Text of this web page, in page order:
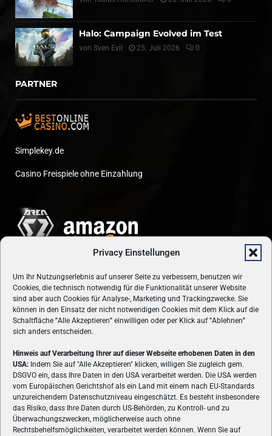
Privacy Einstellungen
Um Ihr Nutzungserlebnis auf unserer Seite zu verbessern, benutzen wir
Cookies, die technisch notwendig für die Funktionalität unserer Website
sind aber auch Cookies für Analyse-, Marketing und Trackingzwecke. Sie
können in den Einsatz der nicht notwendigen Cookies mit dem Klick auf die
Schaltfläche "Alle Akzeptieren" einwilligen oder per Klick auf"Ablehnen"
sich anders entscheiden.
Hinweis auf Verarbeitung Ihrer auf dieser Webseite erhobenen Daten in den
USA: Indem Sie auf "Alle Akzeptieren" klicken, willigen Sie zugleich gem.
DSGVO ein, dass Ihre Daten in den USA verarbeitet werden. Die USA werden
vom Europäischen Gerichtshof als ein Land mit einem nach EU-Standards
unzureichendem Datenschutzniveau eingeschätzt. Es besteht insbesondere
das Risiko, dass Ihre Daten durch US-Behörden, zu Kontroll- und zu
Überwachungszwecken, möglicherweise auch ohne
Rechtsbehelfsmöglichkeiten, verarbeitet werden können. Wenn Sie auf
Halo: Campaign Evolved im Test
von Sven Evil 25. Juli 2026 0
PARTNER
Simplekey.de
Casino Freispiele ohne Einzahlung
ÜBER UNS
VON GAMERN, FÜR GAMER! Gamers.at ist das älteste Online-
Spielemagazin Österreichs und bringt täglich aktuelle News,
Reviews und Videos zu PC- und Konsolenspielen, Gaming-
Hardware und aus der Welt des e-Sport's.